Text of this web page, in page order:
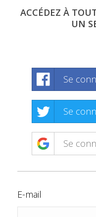
ACCÉDEZ À
UN
Se
Se
Se
E-mail